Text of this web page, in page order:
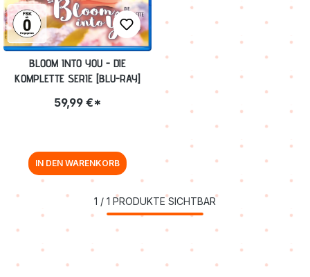
BLOOM INTO YOU - DIE
KOMPLETTE SERIE [BLU-RAY]
59,99 €*
IN DEN WARENKORB
1 / 1 PRODUKTE SICHTBAR